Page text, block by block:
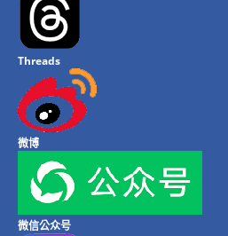
Threads
微博
微信公众号